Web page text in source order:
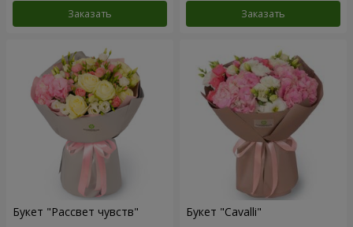
Заказать Заказать
Букет "Рассвет чувств" Букет "Cаvalli"